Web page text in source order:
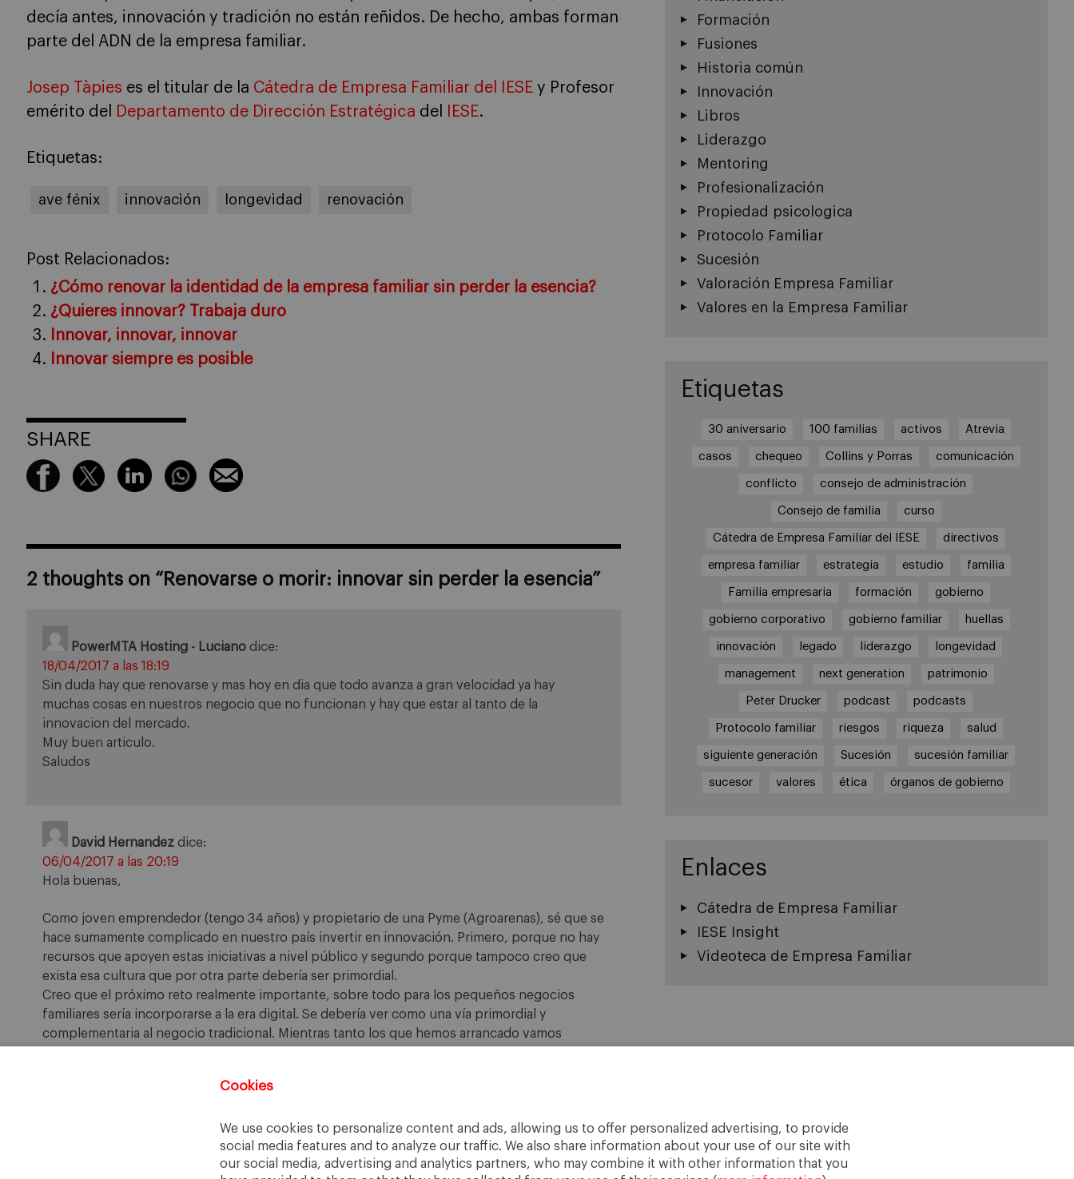
Cookies
We use cookies to personalize content and ads, allowing us to offer personalized advertising, to provide
social media features and to analyze our traffic. We also share information about your use of our site with
our social media, advertising and analytics partners, who may combine it with other information that you
decía antes, innovación y tradición no están reñidos. De hecho, ambas forman
parte del ADN de la empresa familiar.
Josep Tàpies es el titular de la Cátedra de Empresa Familiar del IESE y Profesor
emérito del
Departamento de Dirección Estratégica del IESE.
Etiquetas:
ave fénix innovación longevidad renovación
Post Relacionados:
¿Cómo renovar la identidad de la empresa familiar sin perder la esencia?
¿Quieres innovar? Trabaja duro
Innovar, innovar, innovar
Innovar siempre es posible
SHARE
2 thoughts on “ Renovarse o morir: innovar sin perder la esencia”
PowerMTA Hosting - Luciano dice:
18/04/2017 a las 18:19
Sin duda hay que renovarse y mas hoy en dia que todo avanza a gran velocidad ya hay
muchas cosas en nuestros negocio que no funcionan y hay que estar al tanto de la
innovacion del mercado.
Muy buen articulo.
Saludos
David Hernandez dice:
06/04/2017 a las 20:19
Hola buenas,
Como joven emprendedor (tengo 34 años) y propietario de una Pyme (Agroarenas), sé que se
hace sumamente complicado en nuestro país invertir en innovación. Primero, porque no hay
recursos que apoyen estas iniciativas a nivel público y segundo porque tampoco creo que
exista esa cultura que por otra parte debería ser primordial.
Creo que el próximo reto realmente importante, sobre todo para los pequeños negocios
familiares sería incorporarse a la era digital. Se debería ver como una vía primordial y
complementaria al negocio tradicional. Mientras tanto los que hemos arrancado vamos
Formación
Fusiones
Historia común
Innovación
Libros
Liderazgo
Mentoring
Profesionalización
Propiedad psicologica
Protocolo Familiar
Sucesión
Valoración Empresa Familiar
Valores en la Empresa Familiar
Etiquetas
30 aniversario 100 familias activos Atrevia
casos chequeo Collins y Porras comunicación
conflicto consejo de administración
Consejo de familia curso
Cátedra de Empresa Familiar del IESE directivos
empresa familiar estrategia estudio familia
Familia empresaria formación gobierno
gobierno corporativo gobierno familiar huellas
innovación legado liderazgo longevidad
management next generation patrimonio
Peter Drucker podcast podcasts
Protocolo familiar riesgos riqueza salud
siguiente generación Sucesión sucesión familiar
sucesor valores ética órganos de gobierno
Enlaces
Cátedra de Empresa Familiar
IESE Insight
Videoteca de Empresa Familiar